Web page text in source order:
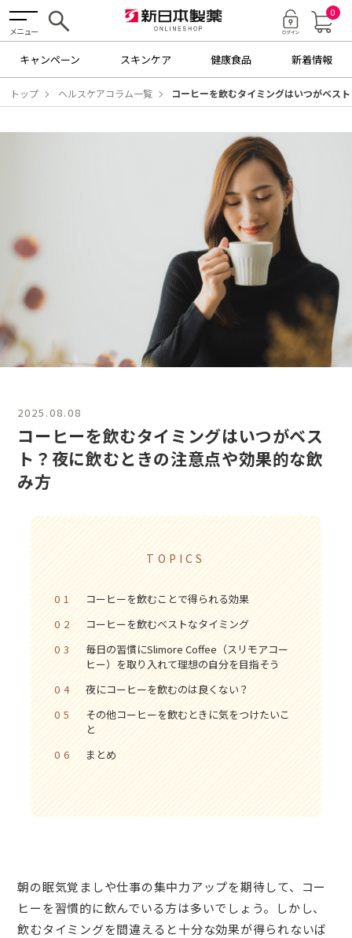
メニュー
0
キャンペーン スキンケア 健康食品 新着情報
トップ ヘルスケアコラム一覧 コーヒーを飲むタイミングはいつがベス
2025.08.08
コーヒーを飲むタイミングはいつがベス
ト？ 夜に飲むときの注意点や効果的な飲
み方
TOPICS
01
コーヒーを飲むことで得られる効果
02
コーヒーを飲むベストなタイミング
03
毎日の習慣にSlimore Coffee（スリモアコー
ヒー）を取り入れて理想の自分を目指そう
04
夜にコーヒーを飲むのは良くない？
05
その他コーヒーを飲むときに気をつけたいこ
と
06
まとめ
朝の眠気覚ましや仕事の集中力アップを期待して、コー
ヒーを習慣的に飲んでいる方は多いでしょう。しかし、
飲むタイミングを間違えると十分な効果が得られないば